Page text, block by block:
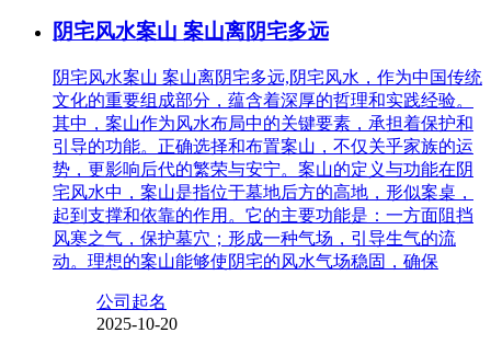
阴宅风水案山 案山离阴宅多远
阴宅风水案山 案山离阴宅多远,阴宅风水，作为中国传统
文化的重要组成部分，蕴含着深厚的哲理和实践经验。
其中，案山作为风水布局中的关键要素，承担着保护和
引导的功能。正确选择和布置案山，不仅关乎家族的运
势，更影响后代的繁荣与安宁。案山的定义与功能在阴
宅风水中，案山是指位于墓地后方的高地，形似案桌，
起到支撑和依靠的作用。它的主要功能是：一方面阻挡
风寒之气，保护墓穴；形成一种气场，引导生气的流
动。理想的案山能够使阴宅的风水气场稳固，确保
公司起名
2025-10-20